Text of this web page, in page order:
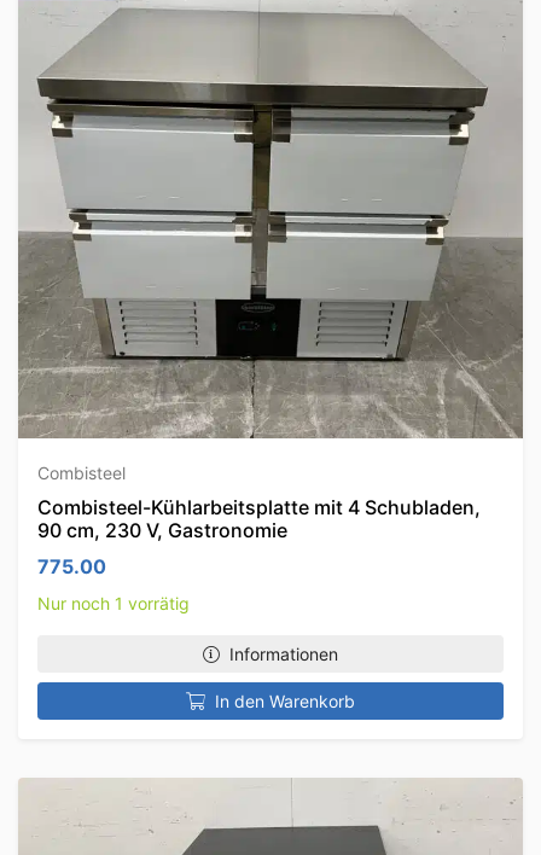
Combisteel
Combisteel-Kühlarbeitsplatte mit 4 Schubladen,
90 cm, 230 V, Gastronomie
775.00
Nur noch 1 vorrätig
Informationen
In den Warenkorb